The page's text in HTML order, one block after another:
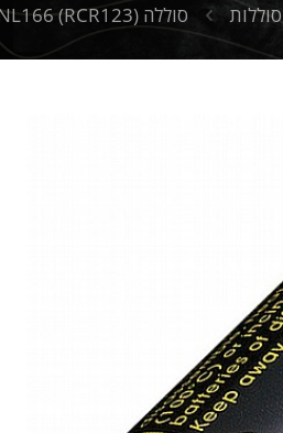
סוללות סוללה NL166 (RCR123)